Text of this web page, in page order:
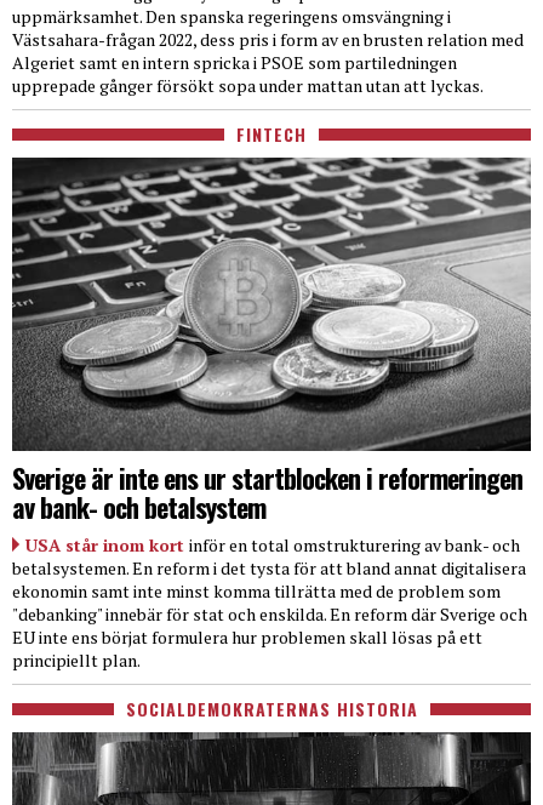
uppmärksamhet. Den spanska regeringens omsvängning i
Västsahara-frågan 2022, dess pris i form av en brusten relation med
Algeriet samt en intern spricka i PSOE som partiledningen
upprepade gånger försökt sopa under mattan utan att lyckas.
FINTECH
Sverige är inte ens ur startblocken i reformeringen
av bank- och betalsystem
USA står inom kort inför en total omstrukturering av bank- och
betalsystemen. En reform i det tysta för att bland annat digitalisera
ekonomin samt inte minst komma tillrätta med de problem som
"debanking" innebär för stat och enskilda. En reform där Sverige och
EU inte ens börjat formulera hur problemen skall lösas på ett
principiellt plan.
SOCIALDEMOKRATERNAS HISTORIA